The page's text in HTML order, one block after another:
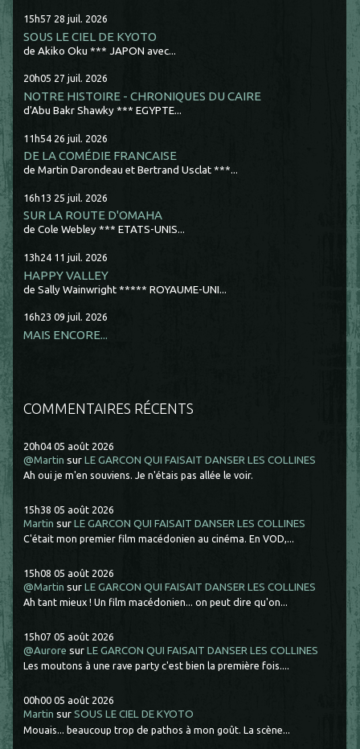
15h57 28 juil. 2026
SOUS LE CIEL DE KYOTO
de Akiko Oku *** JAPON avec...
20h05 27 juil. 2026
NOTRE HISTOIRE - CHRONIQUES DU CAIRE
d'Abu Bakr Shawky *** EGYPTE...
11h54 26 juil. 2026
DE LA COMÉDIE FRANCAISE
de Martin Darondeau et Bertrand Usclat ***...
16h13 25 juil. 2026
SUR LA ROUTE D'OMAHA
de Cole Webley *** ETATS-UNIS...
13h24 11 juil. 2026
HAPPY VALLEY
de Sally Wainwright ***** ROYAUME-UNI...
16h23 09 juil. 2026
MAIS ENCORE...
COMMENTAIRES RÉCENTS
20h04 05 août 2026
@Martin surLE GARCON QUI FAISAIT DANSER LES COLLINES
Ah oui je m'en souviens. Je n'étais pas allée le voir.
15h38 05 août 2026
Martin surLE GARCON QUI FAISAIT DANSER LES COLLINES
C'était mon premier film macédonien au cinéma. En VOD,...
15h08 05 août 2026
@Martin surLE GARCON QUI FAISAIT DANSER LES COLLINES
Ah tant mieux ! Un film macédonien... on peut dire qu'on...
15h07 05 août 2026
@Aurore surLE GARCON QUI FAISAIT DANSER LES COLLINES
Les moutons à une rave party c'est bien la première fois....
00h00 05 août 2026
Martin surSOUS LE CIEL DE KYOTO
Mouais... beaucoup trop de pathos à mon goût. La scène...